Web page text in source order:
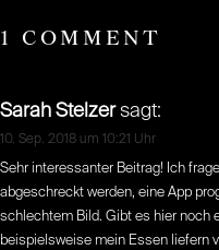
1 COMMENT
Sarah Stelzer sagt:
10. Sep. 2018 um 10:21 Uhr
Sehr interessanter Beitrag! Ich
abgeschreckt werden, eine App
schlechtem Bild. Gibt es hier noch
beispielsweise mein Essen liefern